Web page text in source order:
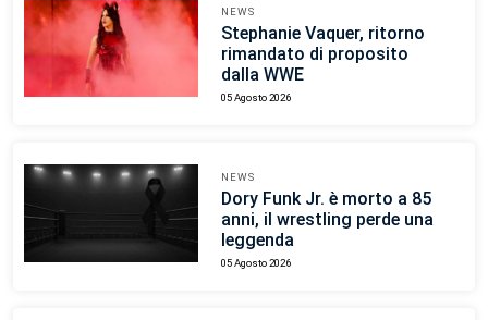
NEWS
Stephanie Vaquer, ritorno
rimandato di proposito
dalla WWE
05 Agosto 2026
NEWS
Dory Funk Jr. è morto a 85
anni, il wrestling perde una
leggenda
05 Agosto 2026